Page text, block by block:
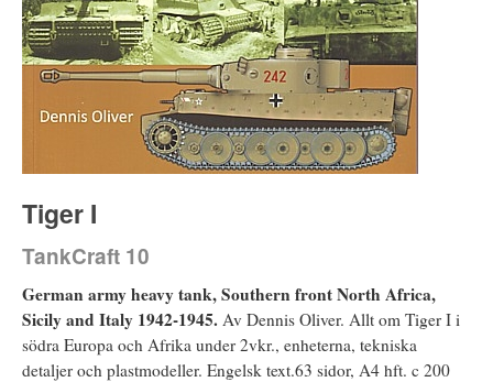
Tiger I
TankCraft 10
German army heavy tank, Southern front North Africa,
Sicily and Italy 1942-1945. Av Dennis Oliver. Allt om Tiger I i
södra Europa och Afrika under 2vkr., enheterna, tekniska
detaljer och plastmodeller. Engelsk text.63 sidor, A4 hft. c 200